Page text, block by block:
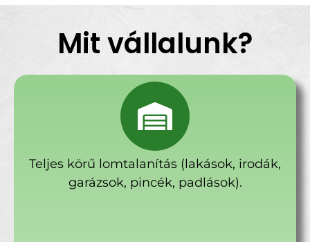
Mit vállalunk?
Teljes körű lomtalanítás (lakások, irodák,
garázsok, pincék, padlások).